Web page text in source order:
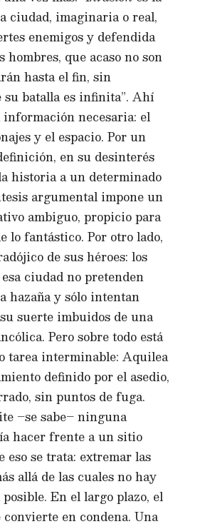
ciudad, imaginaria o real,
enemigos y defendida
hombres, que acaso no son
hasta el fin, sin
su batalla es infinita”. Ahí
información necesaria: el
y el espacio. Por un
en su desinterés
historia a un determinado
argumental impone un
ambiguo, propicio para
lo fantástico. Por otro lado,
de sus héroes: los
ciudad no pretenden
hazaña y sólo intentan
suerte imbuidos de una
Pero sobre todo está
tarea interminable: Aquilea
definido por el asedio,
sin puntos de fuga.
–se sabe– ninguna
hacer frente a un sitio
eso se trata: extremar las
allá de las cuales no hay
En el largo plazo, el
en condena. Una